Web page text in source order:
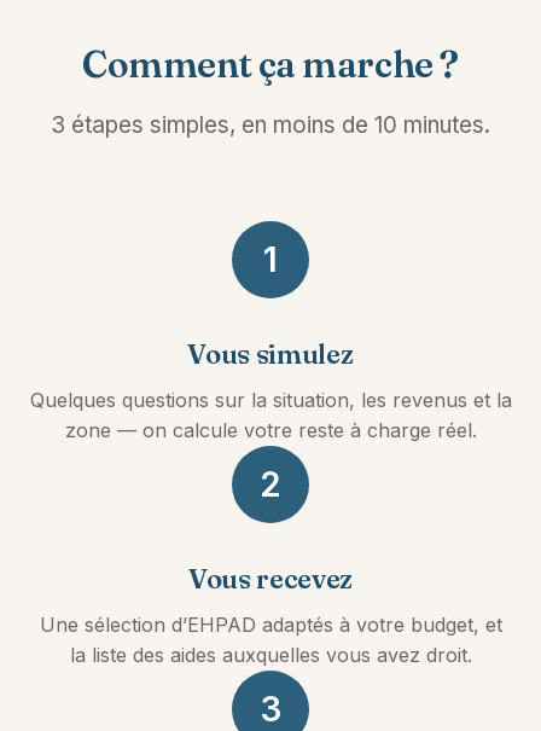
Comment ça marche ?
3 étapes simples, en moins de 10 minutes.
1
Vous simulez
Quelques questions sur la situation, les revenus et la
zone — on calcule votre reste à charge réel.
2
Vous recevez
Une sélection d’EHPAD adaptés à votre budget, et
la liste des aides auxquelles vous avez droit.
3